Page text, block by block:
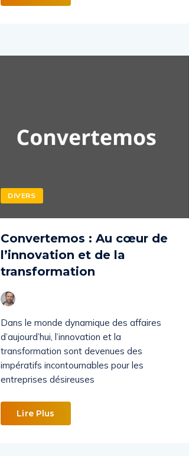
DIVERS
Convertemos : Au cœur de
l’innovation et de la
transformation
Dans le monde dynamique des affaires
d’aujourd’hui, l’innovation et la
transformation sont devenues des
impératifs incontournables pour les
entreprises désireuses
Lire Plus